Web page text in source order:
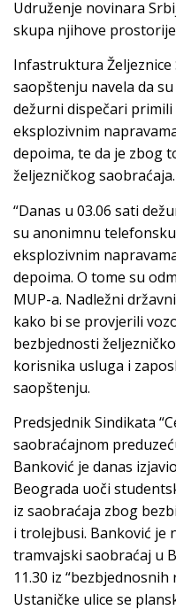
Udruženje novinara
skupa njihove
Infastruktura Željeznice
saopštenju navela da
dežurni dispečari
eksplozivnim
depoima, te da je zbog
željezničkog saobraćaja.
“Danas u 03.06 sati
su anonimnu
eksplozivnim
depoima. O tome su
MUP-a. Nadležni
kako bi se provjerili
bezbjednosti
korisnika usluga i
saopštenju.
Predsjednik Sindikata
saobraćajnom
Banković je danas
Beograda uoči
iz saobraćaja zbog
i trolejbusi. Banković je
tramvajski saobraćaj u
11.30 iz
Ustaničke ulice se